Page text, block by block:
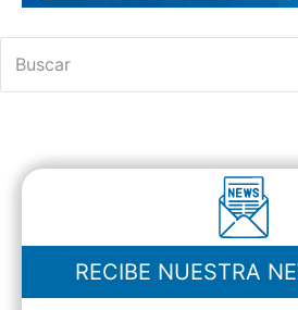
RECIBE NUESTRA